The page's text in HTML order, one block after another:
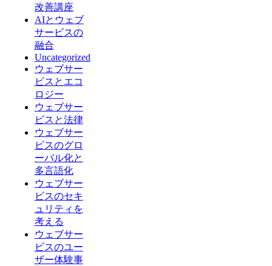
改善講座
AIとウェブ
サービスの
融合
Uncategorized
ウェブサー
ビスとエコ
ロジー
ウェブサー
ビスと法律
ウェブサー
ビスのグロ
ーバル化と
多言語化
ウェブサー
ビスのセキ
ュリティを
考える
ウェブサー
ビスのユー
ザー体験事